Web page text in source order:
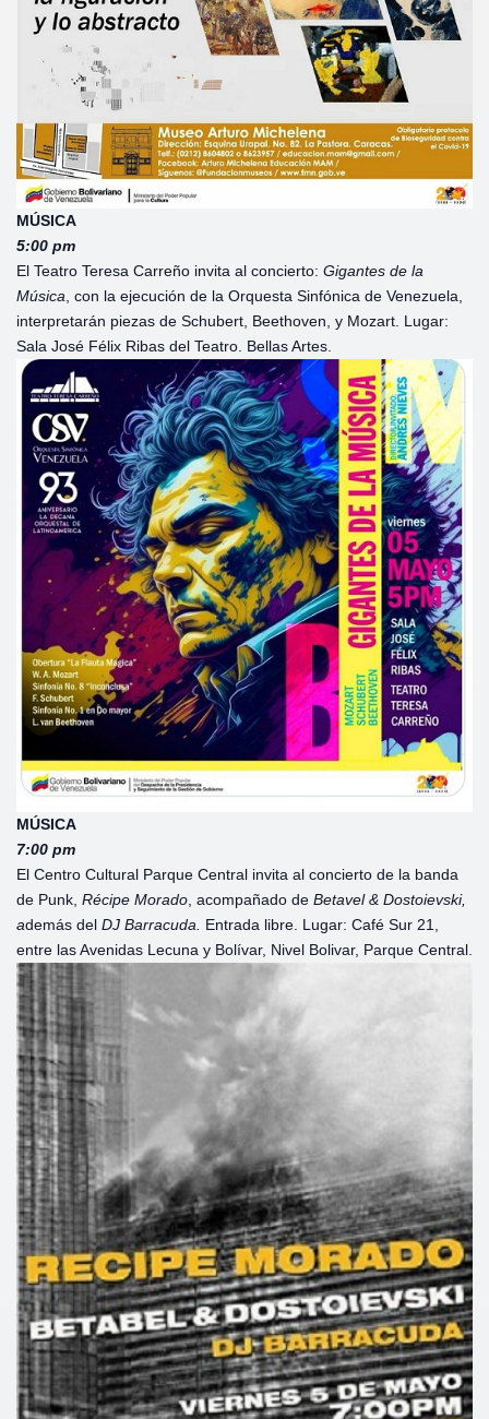
MÚSICA
5:00 pm
El Teatro Teresa Carreño invita al concierto: Gigantes de la
Música , con la ejecución de la Orquesta Sinfónica de Venezuela,
interpretarán piezas de Schubert, Beethoven, y Mozart. Lugar:
Sala José Félix Ribas del Teatro. Bellas Artes.
MÚSICA
7:00 pm
El Centro Cultural Parque Central invita al concierto de la banda
de Punk, Récipe Morado , acompañado de Betavel & Dostoievski,
además del DJ Barracuda.
Entrada libre. Lugar: Café Sur 21,
entre las Avenidas Lecuna y Bolívar, Nivel Bolivar, Parque Central.